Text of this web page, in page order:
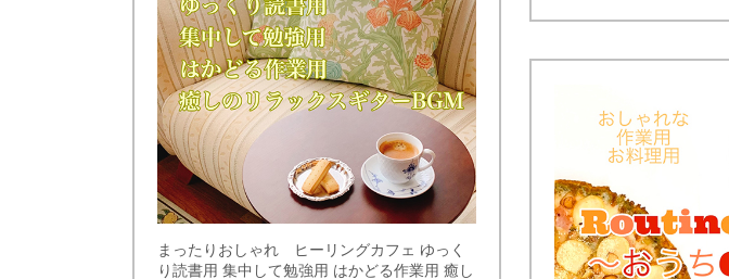
まったりおしゃれ ヒーリングカフェ ゆっく
り読書用 集中して勉強用 はかどる作業用 癒し